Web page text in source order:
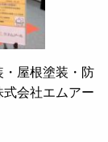
屋根塗装・防
会社エムアー